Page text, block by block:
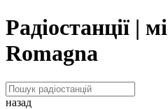
Радіостанції |
Romagna
назад